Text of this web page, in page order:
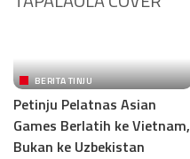
BERITA TINJU
Petinju Pelatnas Asian
Games Berlatih ke Vietnam,
Bukan ke Uzbekistan